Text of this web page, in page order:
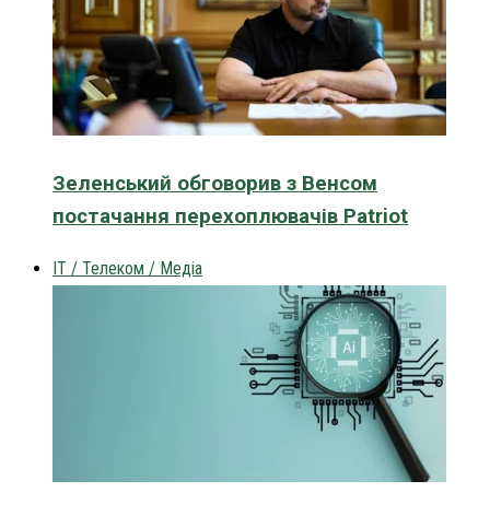
Зеленський обговорив з Венсом
постачання перехоплювачів Patriot
IT / Телеком / Медіа